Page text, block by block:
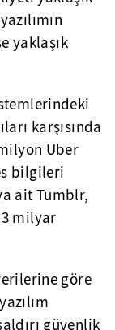
yaklaşık
karşısında
Uber
bilgileri
ait Tumblr,
milyar
göre
güvenlik